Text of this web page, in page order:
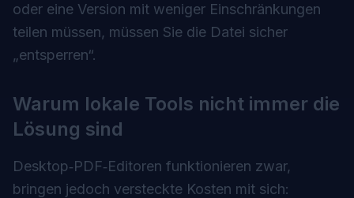
oder eine Version mit weniger Einschränkungen
teilen müssen, müssen Sie die Datei sicher
„entsperren“.
Warum lokale Tools nicht immer die
Lösung sind
Desktop‑PDF‑Editoren funktionieren zwar,
bringen jedoch versteckte Kosten mit sich: